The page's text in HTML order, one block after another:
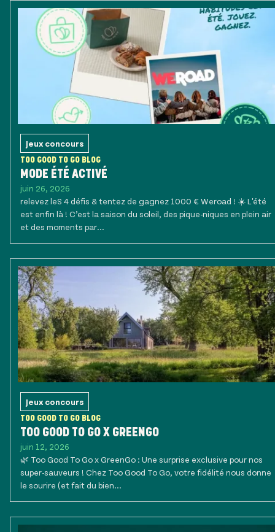
Jeux concours
TOO GOOD TO GO BLOG
MODE ÉTÉ ACTIVÉ
juin 26, 2026
relevez leS 4 défis & tentez de gagnez 1000 € Weroad ! ☀️ L'été
est enfin là ! C’est la saison du soleil, des pique-niques en plein air
et des moments par...
Jeux concours
TOO GOOD TO GO BLOG
TOO GOOD TO GO X GREENGO
juin 12, 2026
🌿 Too Good To Go x GreenGo : Une surprise exclusive pour nos
super-sauveurs ! Chez Too Good To Go, votre fidélité nous donne
le sourire (et fait du bien...